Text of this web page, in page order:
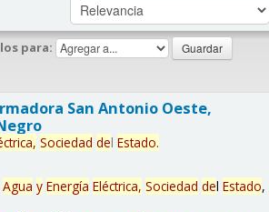
para:
San Antonio Oeste,
Sociedad del Estado.
Agua y Energía Eléctrica, Sociedad del Estado,